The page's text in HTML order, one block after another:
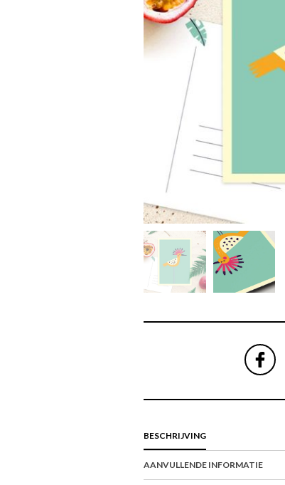
BESCHRIJVING
AANVULLENDE INFORMATIE